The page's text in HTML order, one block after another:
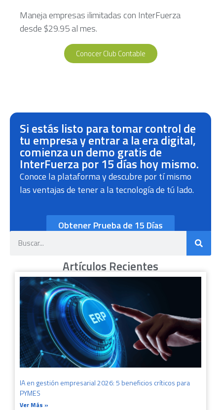
Maneja empresas ilimitadas con InterFuerza
desde $29.95 al mes.
Conocer Club Contable
Si estás listo para tomar control de
tu empresa y entrar a la era digital,
comienza un demo gratis de
InterFuerza por 15 días hoy mismo.
Conoce la plataforma y descubre por tí mismo
las ventajas de tener a la tecnología de tú lado.
Obtener Prueba de 15 Días
Artículos Recientes
IA en gestión empresarial 2026: 5 beneficios críticos para
PYMES
Ver Más »